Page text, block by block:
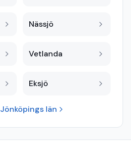
Nässjö
Vetlanda
Eksjö
Jönköpings län